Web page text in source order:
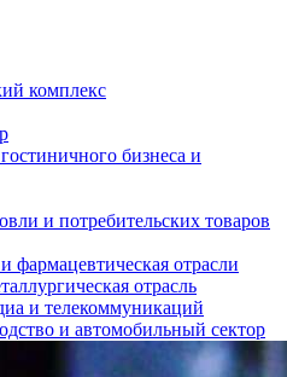
комплекс
бизнеса и
и потребительских товаров
фармацевтическая отрасли
отрасль
и телекоммуникаций
и автомобильный сектор